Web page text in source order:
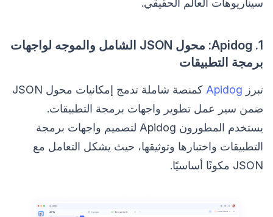
1. Apidog: محول JSON الشامل والموجه لواجهات
برمجة التطبيقات
تبرز Apidog
كمنصة شاملة تدمج إمكانيات محول JSON
ضمن سير عمل تطوير واجهات برمجة التطبيقات.
يستخدم المطورون Apidog لتصميم واجهات برمجة
التطبيقات واختبارها وتوثيقها، حيث يشكل التعامل مع
JSON مكونًا أساسيًا.